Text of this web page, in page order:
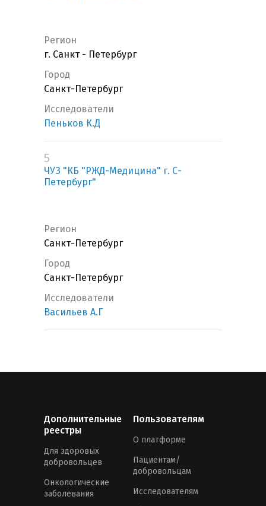
Регион
г. Санкт - Петербург
Город
Санкт-Петербург
Исследователи
Пеньков К.Д
5
ЧУЗ "КБ "РЖД-Медицина" г. С-
Петербург"
Регион
Санкт-Петербург
Город
Санкт-Петербург
Исследователи
Васильев А.Г
Дополнительные
реестры
Для здоровых
добровольцев
Онкологические
заболевания
Пользователям
О платформе
Пациентам/
добровольцам
Исследователям